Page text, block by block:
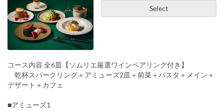
Select
コース内容 全6皿【ソムリエ厳選ワインペアリング付き】
乾杯スパークリング＋アミューズ2皿＋前菜＋パスタ＋メイン＋
デザート＋カフェ
■アミューズ1